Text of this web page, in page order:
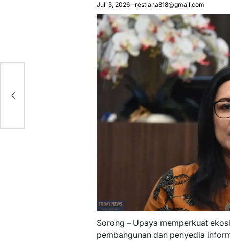
Juli 5, 2026 restiana818@gmail.com
Sorong – Upaya memperkuat
pembangunan dan penyedia